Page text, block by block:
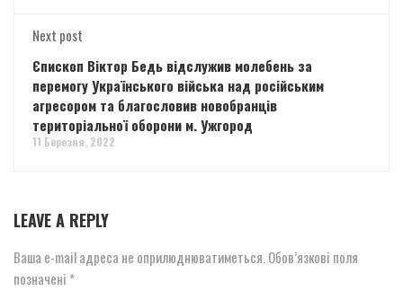
Next post
Єпископ Віктор Бедь відслужив молебень за
перемогу Українського війська над російським
агресором та благословив новобранців
територіальної оборони м. Ужгород
11 Березня, 2022
LEAVE A REPLY
Ваша e-mail адреса не оприлюднюватиметься. Обов’язкові поля
позначені *